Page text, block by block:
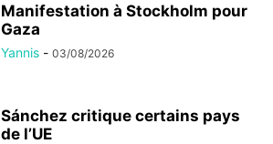
Manifestation à Stockholm pour
Gaza
Yannis - 03/08/2026
Sánchez critique certains pays
de l’UE